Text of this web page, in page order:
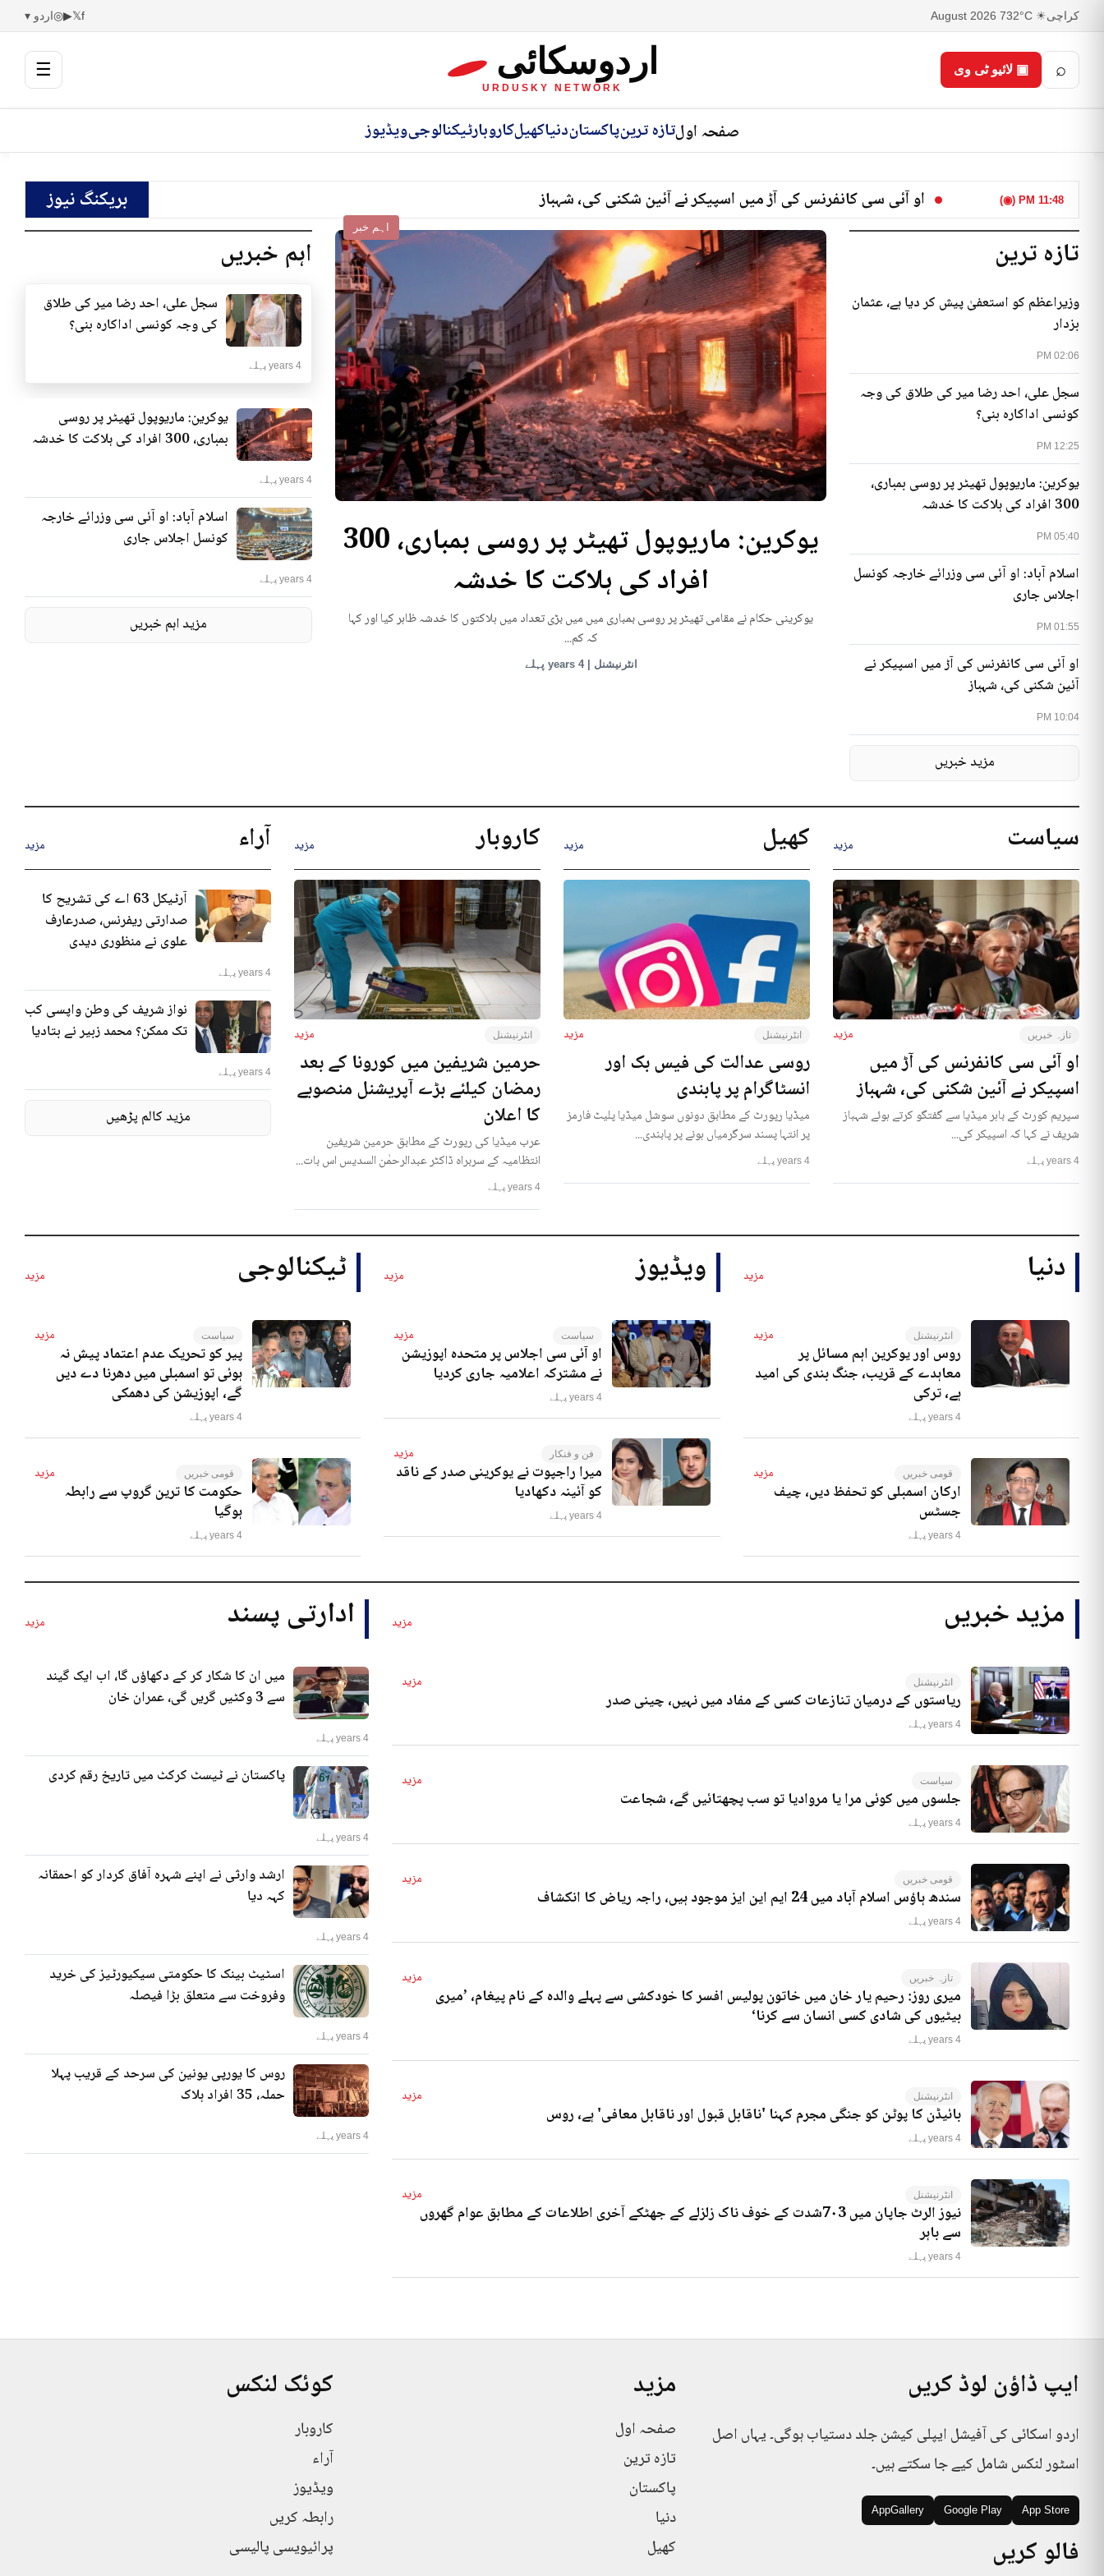
کراچی☀ 32°C
7 August 2026
f
𝕏
▶
◎اردو ▾
⌕ ▣ لائیو ٹی وی اردوسکائی
URDUSKY NETWORK
☰
صفحہ اولتازہ ترینپاکستاندنیاکھیلکاروبارٹیکنالوجیویڈیوز
11:48 PM (◉) او آئی سی کانفرنس کی آڑ میں اسپیکر نے آئین شکنی کی، شہباز بریکنگ نیوز
تازہ ترین
02:06 PM
وزیراعظم کو استعفیٰ پیش کر دیا ہے، عثمان
بزدار
12:25 PM
سجل علی، احد رضا میر کی طلاق کی وجہ
کونسی اداکارہ بنی؟
05:40 PM
یوکرین: ماریوپول تھیٹر پر روسی بمباری،
300 افراد کی ہلاکت کا خدشہ
01:55 PM
اسلام آباد: او آئی سی وزرائے خارجہ کونسل
اجلاس جاری
10:04 PM
او آئی سی کانفرنس کی آڑ میں اسپیکر نے
آئین شکنی کی، شہباز
مزید خبریں
اہم خبر
یوکرین: ماریوپول تھیٹر پر روسی بمباری، 300
افراد کی ہلاکت کا خدشہ
یوکرینی حکام نے مقامی تھیٹر پر روسی بمباری میں میں بڑی تعداد میں ہلاکتوں کا خدشہ ظاہر کیا اور کہا
کہ کم...
انٹرنیشنل | 4 years پہلے
اہم خبریں
سجل علی، احد رضا میر کی طلاق
کی وجہ کونسی اداکارہ بنی؟
4 years پہلے
یوکرین: ماریوپول تھیٹر پر روسی
بمباری، 300 افراد کی ہلاکت کا خدشہ
4 years پہلے
اسلام آباد: او آئی سی وزرائے خارجہ
کونسل اجلاس جاری
4 years پہلے
مزید اہم خبریں
سیاست مزید
تازہ خبریں مزید
او آئی سی کانفرنس کی آڑ میں
اسپیکر نے آئین شکنی کی، شہباز
سپریم کورٹ کے باہر میڈیا سے گفتگو کرتے ہوئے شہباز
شریف نے کہا کہ اسپیکر کی...
4 years پہلے
کھیل مزید
انٹرنیشنل مزید
روسی عدالت کی فیس بک اور
انسٹاگرام پر پابندی
میڈیا رپورٹ کے مطابق دونوں سوشل میڈیا پلیٹ فارمز
پر انتہا پسند سرگرمیاں ہونے پر پابندی...
4 years پہلے
کاروبار مزید
انٹرنیشنل مزید
حرمین شریفین میں کورونا کے بعد
رمضان کیلئے بڑے آپریشنل منصوبے
کا اعلان
عرب میڈیا کی رپورٹ کے مطابق حرمین شریفین
انتظامیہ کے سربراہ ڈاکٹر عبدالرحمٰن السدیس اس بات...
4 years پہلے
آراء مزید
آرٹیکل 63 اے کی تشریح کا
صدارتی ریفرنس، صدرعارف
علوی نے منظوری دیدی
4 years پہلے
نواز شریف کی وطن واپسی کب
تک ممکن؟ محمد زبیر نے بتادیا
4 years پہلے
مزید کالم پڑھیں
دنیا مزید
انٹرنیشنل مزید
روس اور یوکرین اہم مسائل پر
معاہدے کے قریب، جنگ بندی کی امید
ہے، ترکی
4 years پہلے
قومی خبریں مزید
ارکان اسمبلی کو تحفظ دیں، چیف
جسٹس
4 years پہلے
ویڈیوز مزید
سیاست مزید
او آئی سی اجلاس پر متحدہ اپوزیشن
نے مشترکہ اعلامیہ جاری کردیا
4 years پہلے
فن و فنکار مزید
میرا راجپوت نے یوکرینی صدر کے ناقد
کو آئینہ دکھادیا
4 years پہلے
ٹیکنالوجی مزید
سیاست مزید
پیر کو تحریک عدم اعتماد پیش نہ
ہوئی تو اسمبلی میں دھرنا دے دیں
گے، اپوزیشن کی دھمکی
4 years پہلے
قومی خبریں مزید
حکومت کا ترین گروپ سے رابطہ
ہوگیا
4 years پہلے
مزید خبریں مزید
انٹرنیشنل مزید
ریاستوں کے درمیان تنازعات کسی کے مفاد میں نہیں، چینی صدر
4 years پہلے
سیاست مزید
جلسوں میں کوئی مرا یا مروادیا تو سب پچھتائیں گے، شجاعت
4 years پہلے
قومی خبریں مزید
سندھ ہاؤس اسلام آباد میں 24 ایم این ایز موجود ہیں، راجہ ریاض کا انکشاف
4 years پہلے
تازہ خبریں مزید
میری روز: رحیم یار خان میں خاتون پولیس افسر کا خودکشی سے پہلے والدہ کے نام پیغام، ’میری
بیٹیوں کی شادی کسی انسان سے کرنا‘
4 years پہلے
انٹرنیشنل مزید
بائیڈن کا پوٹن کو جنگی مجرم کہنا 'ناقابل قبول اور ناقابل معافی' ہے، روس
4 years پہلے
انٹرنیشنل مزید
نیوز الرٹ جاپان میں 7۰3شدت کے خوف ناک زلزلے کے جھٹکے آخری اطلاعات کے مطابق عوام گھروں
سے باہر
4 years پہلے
ادارتی پسند مزید
میں ان کا شکار کر کے دکھاؤں گا، اب ایک گیند
سے 3 وکٹیں گریں گی، عمران خان
4 years پہلے
پاکستان نے ٹیسٹ کرکٹ میں تاریخ رقم کردی
4 years پہلے
ارشد وارثی نے اپنے شہرہ آفاق کردار کو احمقانہ
کہہ دیا
4 years پہلے
اسٹیٹ بینک کا حکومتی سیکیورٹیز کی خرید
وفروخت سے متعلق بڑا فیصلہ
4 years پہلے
روس کا یورپی یونین کی سرحد کے قریب پہلا
حملہ، 35 افراد ہلاک
4 years پہلے
ایپ ڈاؤن لوڈ کریں
اردو اسکائی کی آفیشل ایپلی کیشن جلد دستیاب ہوگی۔ یہاں اصل
اسٹور لنکس شامل کیے جا سکتے ہیں۔
App Store
Google Play
AppGallery
فالو کریں
مزید
صفحہ اول
تازہ ترین
پاکستان
دنیا
کھیل
کوئک لنکس
کاروبار
آراء
ویڈیوز
رابطہ کریں
پرائیویسی پالیسی